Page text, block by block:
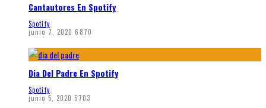
Cantautores En Spotify
Spotify
junio 7, 2020 6870
Dia Del Padre En Spotify
Spotify
junio 5, 2020 5703